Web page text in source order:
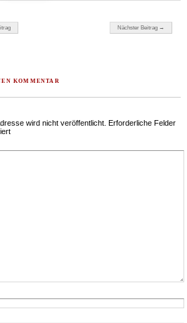
Nächster Beitrag →
KOMMENTAR
wird nicht veröffentlicht.
Erforderliche Felder